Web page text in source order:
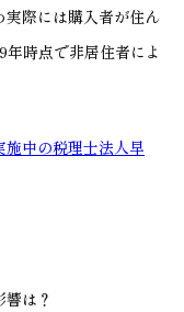
際には購入者が住ん
時点で非居住者によ
中の税理士法人早
は？